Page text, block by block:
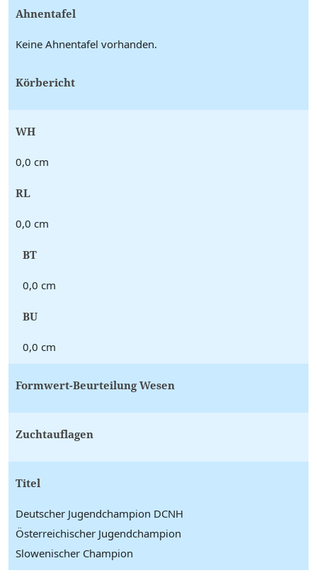
Ahnentafel
Keine Ahnentafel vorhanden.
Körbericht
WH
0,0 cm
RL
0,0 cm
BT
0,0 cm
BU
0,0 cm
Formwert-Beurteilung Wesen
Zuchtauflagen
Titel
Deutscher Jugendchampion DCNH
Österreichischer Jugendchampion
Slowenischer Champion